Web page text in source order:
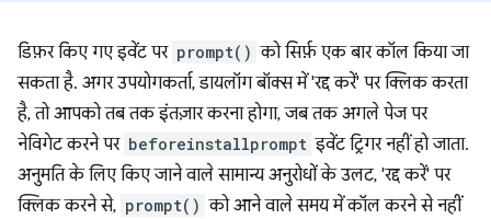
डिफ़र किए गए इवेंट पर prompt() को सिर्फ़ एक बार कॉल किया जा
सकता है. अगर उपयोगकर्ता, डायलॉग बॉक्स में 'रद्द करें' पर क्लिक करता
है, तो आपको तब तक इंतज़ार करना होगा, जब तक अगले पेज पर
नेविगेट करने पर beforeinstallprompt इवेंट ट्रिगर नहीं हो जाता.
अनुमति के लिए किए जाने वाले सामान्य अनुरोधों के उलट, 'रद्द करें' पर
क्लिक करने से, prompt() को आने वाले समय में कॉल करने से नहीं